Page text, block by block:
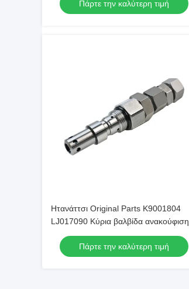
Πάρτε την καλύτερη τιμή
Ητανάττσι Original Parts K9001804
LJ017090 Κύρια βαλβίδα ανακούφισης
για εξορυκτήρα EX200-5
Πάρτε την καλύτερη τιμή